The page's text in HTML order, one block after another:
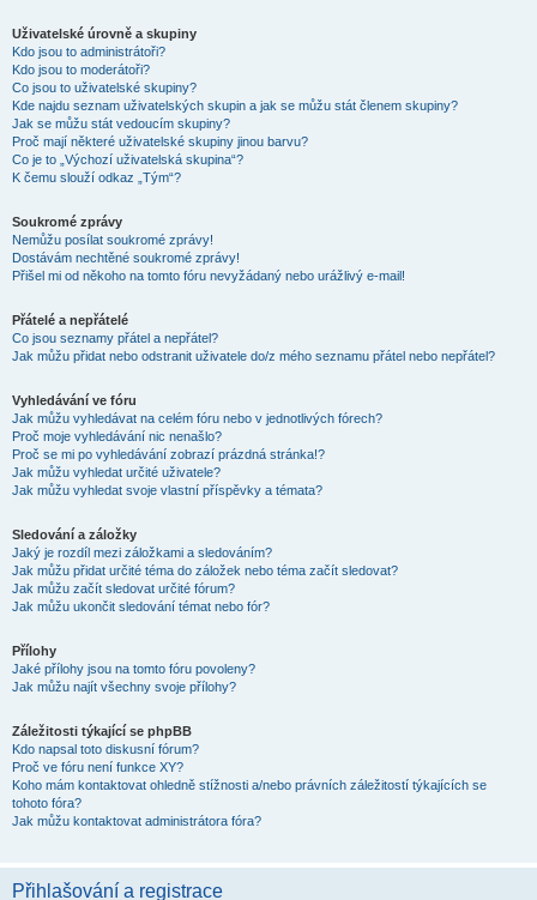
Uživatelské úrovně a skupiny
Kdo jsou to administrátoři?
Kdo jsou to moderátoři?
Co jsou to uživatelské skupiny?
Kde najdu seznam uživatelských skupin a jak se můžu stát členem skupiny?
Jak se můžu stát vedoucím skupiny?
Proč mají některé uživatelské skupiny jinou barvu?
Co je to „Výchozí uživatelská skupina“?
K čemu slouží odkaz „Tým“?
Soukromé zprávy
Nemůžu posílat soukromé zprávy!
Dostávám nechtěné soukromé zprávy!
Přišel mi od někoho na tomto fóru nevyžádaný nebo urážlivý e-mail!
Přátelé a nepřátelé
Co jsou seznamy přátel a nepřátel?
Jak můžu přidat nebo odstranit uživatele do/z mého seznamu přátel nebo nepřátel?
Vyhledávání ve fóru
Jak můžu vyhledávat na celém fóru nebo v jednotlivých fórech?
Proč moje vyhledávání nic nenašlo?
Proč se mi po vyhledávání zobrazí prázdná stránka!?
Jak můžu vyhledat určité uživatele?
Jak můžu vyhledat svoje vlastní příspěvky a témata?
Sledování a záložky
Jaký je rozdíl mezi záložkami a sledováním?
Jak můžu přidat určité téma do záložek nebo téma začít sledovat?
Jak můžu začít sledovat určité fórum?
Jak můžu ukončit sledování témat nebo fór?
Přílohy
Jaké přílohy jsou na tomto fóru povoleny?
Jak můžu najít všechny svoje přílohy?
Záležitosti týkající se phpBB
Kdo napsal toto diskusní fórum?
Proč ve fóru není funkce XY?
Koho mám kontaktovat ohledně stížnosti a/nebo právních záležitostí týkajících se
tohoto fóra?
Jak můžu kontaktovat administrátora fóra?
Přihlašování a registrace